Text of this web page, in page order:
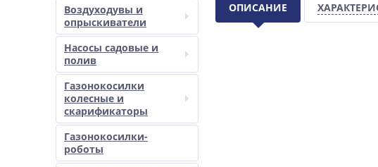
Воздуходувы и
опрыскиватели
Насосы садовые и
полив
Газонокосилки
колесные и
скарификаторы
Газонокосилки-
роботы
ОПИСАНИЕ